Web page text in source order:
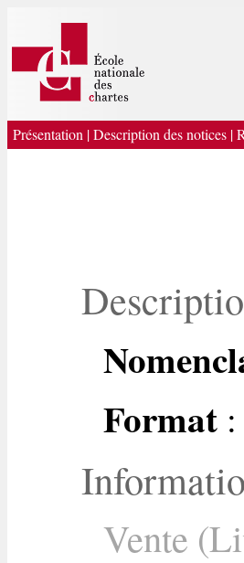
Présentation |Description des notices |
Format:
Vente